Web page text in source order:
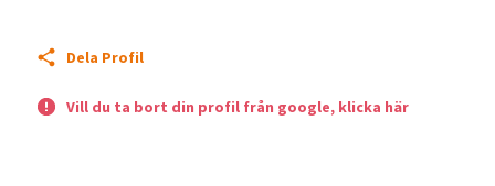
Dela Profil
Vill du ta bort din profil från google, klicka här